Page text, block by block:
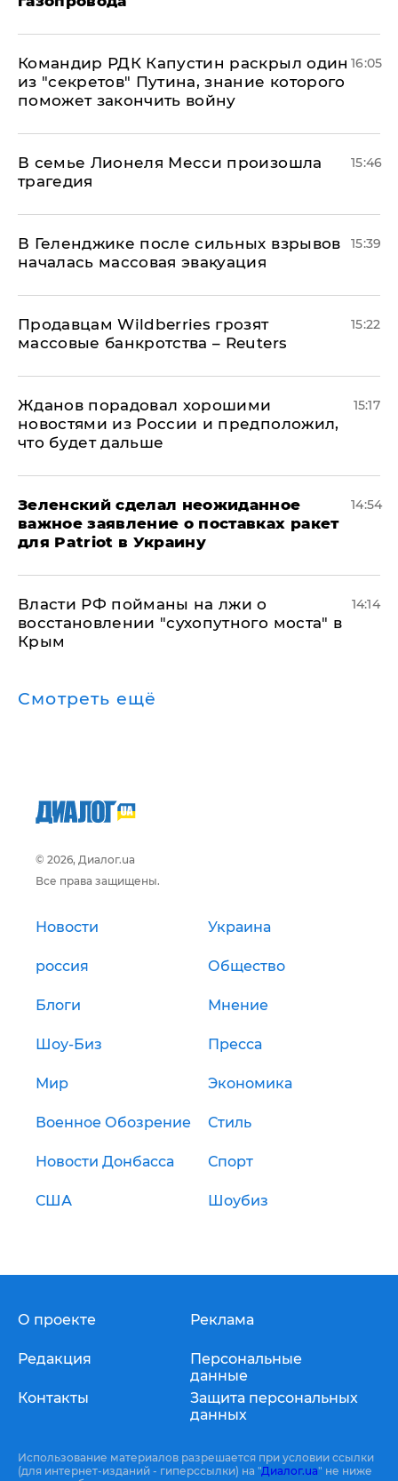
Командир РДК Капустин раскрыл один
из "секретов" Путина, знание которого
поможет закончить войну
16:05
В семье Лионеля Месси произошла
трагедия
15:46
В Геленджике после сильных взрывов
началась массовая эвакуация
15:39
Продавцам Wildberries грозят
массовые банкротства – Reuters
15:22
Жданов порадовал хорошими
новостями из России и предположил,
что будет дальше
15:17
Зеленский сделал неожиданное
важное заявление о поставках ракет
для Patriot в Украину
14:54
Власти РФ пойманы на лжи о
восстановлении "сухопутного моста" в
Крым
14:14
Смотреть ещё
© 2026, Диалог.ua
Все права защищены.
Новости Украина
россия Общество
Блоги Мнение
Шоу-Биз Пресса
Мир Экономика
Военное Обозрение Стиль
Новости Донбасса Спорт
США Шоубиз
О проекте
Редакция
Контакты
Реклама
Персональные
данные
Защита персональных
данных
Использование материалов разрешается при условии ссылки
(для интернет-изданий - гиперссылки) на "Диалог.ua" не ниже